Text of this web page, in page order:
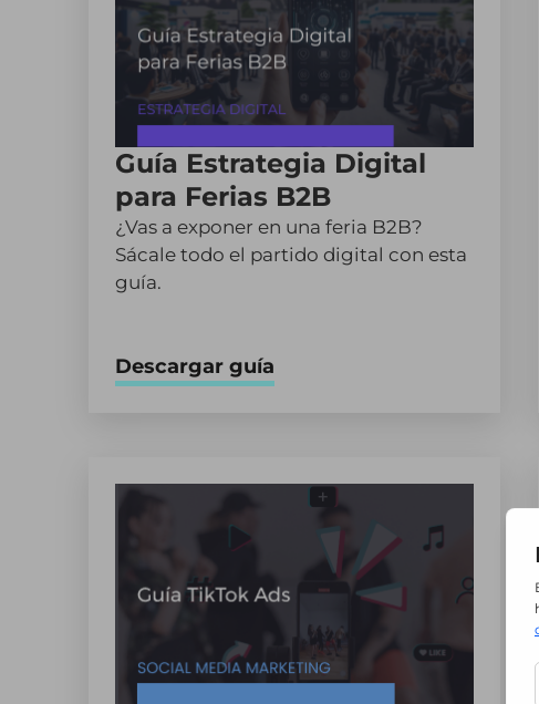
Guía Estrategia Digital
para Ferias B2B
¿Vas a exponer en una feria B2B?
Sácale todo el partido digital con esta
guía.
Descargar guía